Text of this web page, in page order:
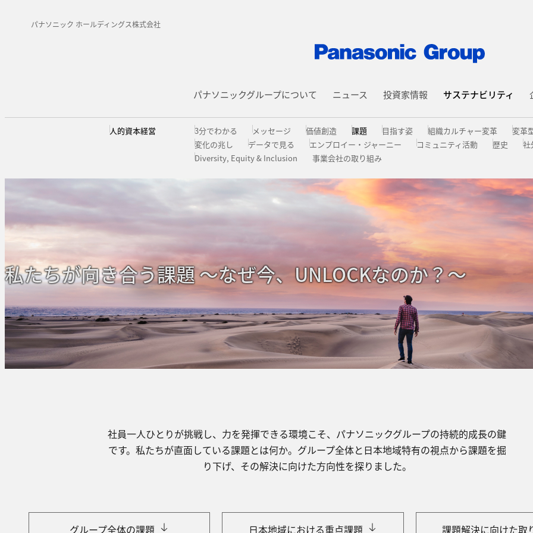
パナソニック ホールディングス株式会社
パナソニックグループについて ニュース 投資家情報 サステナビリティ
人的資本経営 3分でわかる メッセージ 価値創造 課題 目指す姿 組織カルチャー変革
変革
変化の兆し
データで⾒る エンプロイー・ジャーニー コミュニティ活動 歴史
社
Diversity, Equity & Inclusion
事業会社の取り組み
私たちが向き合う課題 〜なぜ今、UNLOCKなのか？〜
社員⼀⼈ひとりが挑戦し、⼒を発揮できる環境こそ、パナソニックグループの持続的成⻑の鍵
です。私たちが直⾯している課題とは何か。グループ全体と⽇本地域特有の視点から課題を掘
り下げ、その解決に向けた⽅向性を探りました。
グループ全体の課題 ⽇本地域における重点課題 課題解決に向けた取